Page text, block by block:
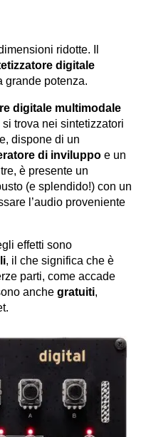
ridotte. Il
digitale
grande potenza.
digitale multimodale
trova nei sintetizzatori
dispone di un
di inviluppo e un
è presente un
(e splendido!) con un
l’audio proveniente
effetti sono
, il che significa che è
parti, come accade
anche gratuiti,